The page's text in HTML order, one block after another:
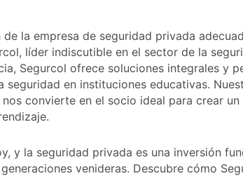
la empresa de seguridad privada
líder indiscutible en el sector de la
Segurcol ofrece soluciones integrales y
seguridad en instituciones educativas.
convierte en el socio ideal para crear
y la seguridad privada es una inversión
venideras. Descubre cómo